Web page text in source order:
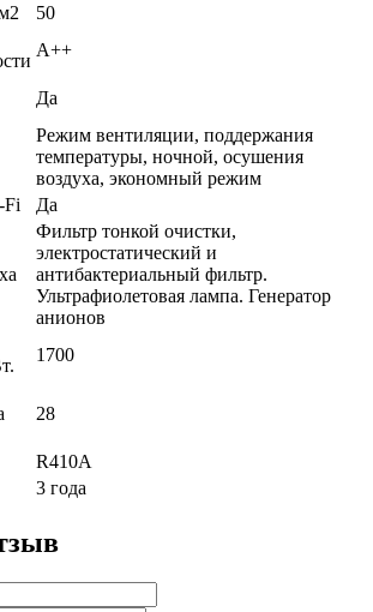
50
А++
Да
Режим вентиляции, поддержания
температуры, ночной, осушения
воздуха, экономный режим
Fi
Да
Фильтр тонкой очистки,
электростатический и
антибактериальный фильтр.
Ультрафиолетовая лампа. Генератор
анионов
1700
28
R410А
3 года